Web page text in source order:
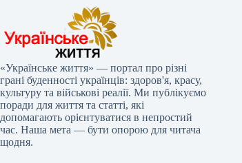
«Українське життя» — портал про різні
грані буденності українців: здоров'я, красу,
культуру та військові реалії. Ми публікуємо
поради для життя та статті, які
допомагають орієнтуватися в непростий
час. Наша мета — бути опорою для читача
щодня.